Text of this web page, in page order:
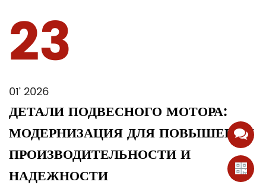
23
01’ 2026
ДЕТАЛИ ПОДВЕСНОГО МОТОРА:
МОДЕРНИЗАЦИЯ ДЛЯ ПОВЫШЕНИЯ
ПРОИЗВОДИТЕЛЬНОСТИ И
НАДЕЖНОСТИ